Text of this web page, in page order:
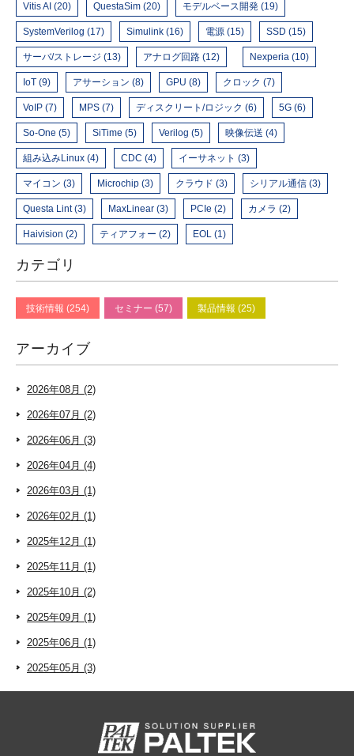
Vitis AI (20) QuestaSim (20) モデルベース開発 (19)
SystemVerilog (17) Simulink (16) 電源 (15) SSD (15)
サーバ/ストレージ (13) アナログ回路 (12) Nexperia (10)
IoT (9) アサーション (8) GPU (8) クロック (7)
VoIP (7) MPS (7) ディスクリート/ロジック (6) 5G (6)
So-One (5) SiTime (5) Verilog (5) 映像伝送 (4)
組み込みLinux (4) CDC (4) イーサネット (3)
マイコン (3) Microchip (3) クラウド (3) シリアル通信 (3)
Questa Lint (3) MaxLinear (3) PCIe (2) カメラ (2)
Haivision (2) ティアフォー (2) EOL (1)
カテゴリ
技術情報 (254) セミナー (57) 製品情報 (25)
アーカイブ
2026年08月 (2)
2026年07月 (2)
2026年06月 (3)
2026年04月 (4)
2026年03月 (1)
2026年02月 (1)
2025年12月 (1)
2025年11月 (1)
2025年10月 (2)
2025年09月 (1)
2025年06月 (1)
2025年05月 (3)